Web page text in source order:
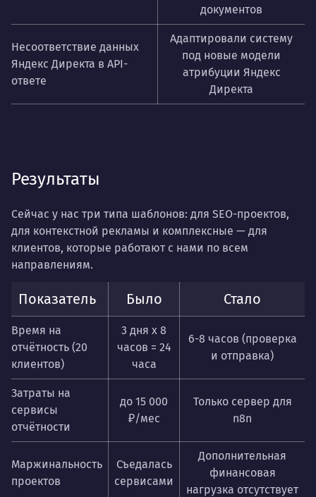
документов
Несоответствие данных
Яндекс Директа в API-
ответе
Адаптировали систему
под новые модели
атрибуции Яндекс
Директа
Результаты
Сейчас у нас три типа шаблонов: для SEO-проектов,
для контекстной рекламы и комплексные — для
клиентов, которые работают с нами по всем
направлениям.
Показатель Было Стало
Время на
отчётность (20
клиентов)
3 дня x 8
часов = 24
часа
6-8 часов (проверка
и отправка)
Затраты на
сервисы
отчётности
до 15 000
₽/мес
Только сервер для
n8n
Маржинальность
проектов
Съедалась
сервисами
Дополнительная
финансовая
нагрузка отсутствует